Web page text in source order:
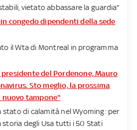
vietato abbassare la guardia"
in congedo dipendenti della sede
il Wta di Montreal in programma
del Pordenone, Mauro
Sto meglio, la prossima
tampone"
stato di calamità nel Wyoming: per
storia degli Usa tutti i 50 Stati